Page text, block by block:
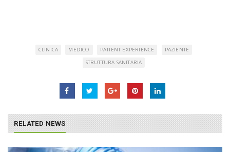
CLINICA MEDICO PATIENT EXPERIENCE
PAZIENTE
STRUTTURA SANITARIA
RELATED NEWS